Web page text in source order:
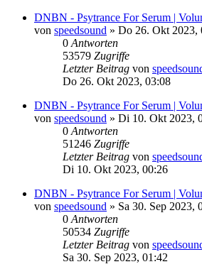
DNBN - Psytrance For Serum |
von speedsound » Do 26. Okt 2023,
0 Antworten
53579 Zugriffe
Letzter Beitrag von
Do 26. Okt 2023, 03:08
DNBN - Psytrance For Serum |
von speedsound » Di 10. Okt 2023,
0 Antworten
51246 Zugriffe
Letzter Beitrag von
Di 10. Okt 2023, 00:26
DNBN - Psytrance For Serum |
von speedsound » Sa 30. Sep 2023,
0 Antworten
50534 Zugriffe
Letzter Beitrag von
Sa 30. Sep 2023, 01:42